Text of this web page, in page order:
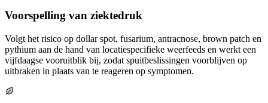
Voorspelling van ziektedruk
Volgt het risico op dollar spot, fusarium, antracnose, brown patch en
pythium aan de hand van locatiespecifieke weerfeeds en werkt een
vijfdaagse vooruitblik bij, zodat spuitbeslissingen voorblijven op
uitbraken in plaats van te reageren op symptomen.